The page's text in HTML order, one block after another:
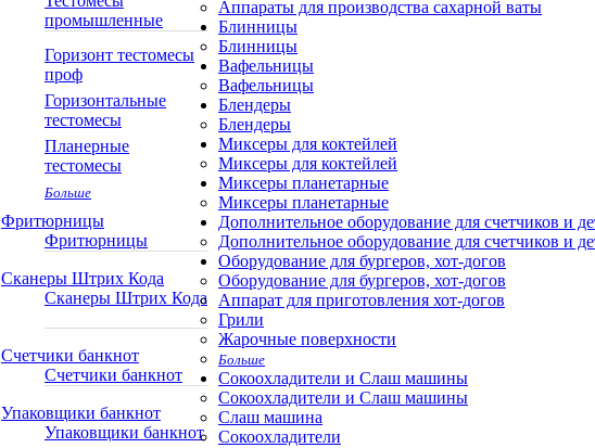
промышленные
Горизонт тестомесы
проф
Горизонтальные
тестомесы
Планерные
тестомесы
Больше
Фритюрницы
Фритюрницы
Сканеры Штрих Кода
Сканеры Штрих Кода
Счетчики банкнот
Счетчики банкнот
Упаковщики банкнот
Упаковщики банкнот
Аппараты для производства сахарной ваты
Блинницы
Блинницы
Вафельницы
Вафельницы
Блендеры
Блендеры
Миксеры для коктейлей
Миксеры для коктейлей
Миксеры планетарные
Миксеры планетарные
Дополнительное оборудование для счетчиков и
Дополнительное оборудование для счетчиков и
Оборудование для бургеров, хот-догов
Оборудование для бургеров, хот-догов
Аппарат для приготовления хот-догов
Грили
Жарочные поверхности
Больше
Сокоохладители и Слаш машины
Сокоохладители и Слаш машины
Слаш машина
Сокоохладители